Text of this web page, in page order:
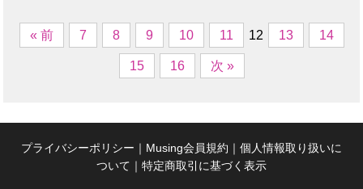
« 前 7 8 9 10 11 12 13 14
15 16 次 »
プライバシーポリシー ｜ Musing会員規約 ｜ 個人情報取り扱いに
ついて ｜ 特定商取引に基づく表示